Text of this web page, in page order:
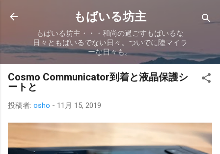
スキップしてメイン コンテンツに移動
もばいる坊主
もばいる坊主・・・和尚の過ごすもばいるな
日々ともばいるでない日々。ついでに陸マイラ
ーな日々も。
Cosmo Communicator到着と液晶保護シ
ートと
投稿者: osho - 11月 15, 2019